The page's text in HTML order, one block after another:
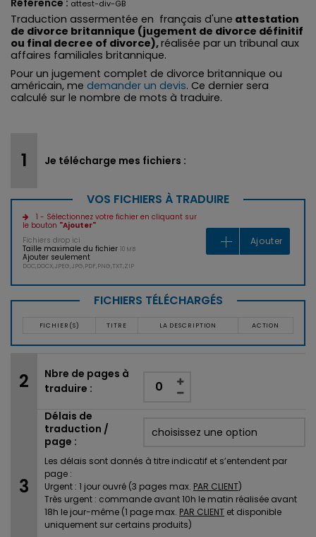
Référence : attest-div-GB
Traduction assermentée en français d'une attestation
de divorce britannique (jugement de divorce définitif
ou final decree of divorce),réalisée par un tribunal aux
affaires familiales britannique.
Pour un jugement complet de divorce britannique ou
américain, me demander un devis. Ce dernier sera
calculé sur le nombre de mots à traduire.
Je télécharge mes fichiers :
VOS FICHIERS À TRADUIRE
1 - Sélectionnez votre fichier en cliquant sur
le bouton "Ajouter"
Fichiers drop ici
Taille maximale du fichier 10 MB
Ajouter seulement
DOC,DOCX,JPEG,JPG,PDF,PNG,TXT,ZIP
Ajouter
FICHIERS TÉLÉCHARGÉS
FICHIER(S) TITRE LA DESCRIPTION ACTION
Nbre de pages à
traduire :
Délais de
traduction /
page :
Les délais sont donnés à titre indicatif et s’entendent par
page :
Urgent : 1 jour ouvré (3 pages max. PAR CLIENT)
Très urgent : commande avant 10h le matin réalisée avant
18h le jour-même (1 page max. PAR CLIENT et disponible
uniquement sur certains produits)